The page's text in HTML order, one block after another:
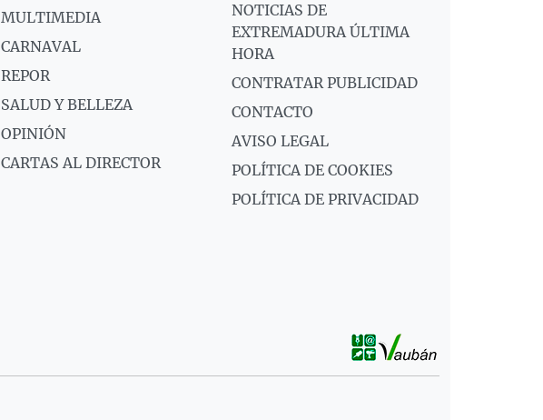
MULTIMEDIA
CARNAVAL
REPOR
SALUD Y BELLEZA
OPINIÓN
CARTAS AL DIRECTOR
NOTICIAS DE
EXTREMADURA ÚLTIMA
HORA
CONTRATAR PUBLICIDAD
CONTACTO
AVISO LEGAL
POLÍTICA DE COOKIES
POLÍTICA DE PRIVACIDAD